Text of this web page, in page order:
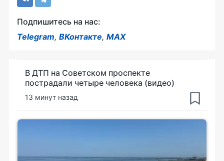
Подпишитесь на нас:
Telegram, ВКонтакте, MAX
В ДТП на Советском проспекте
пострадали четыре человека (видео)
13 минут назад